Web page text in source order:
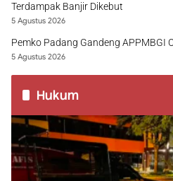
Terdampak Banjir Dikebut
5 Agustus 2026
Pemko Padang Gandeng APPMBGI
5 Agustus 2026
Hukum